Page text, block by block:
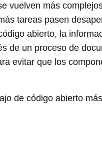
vuelven más
tareas pasen
abierto, la
de un proceso de
evitar que los
de código abierto